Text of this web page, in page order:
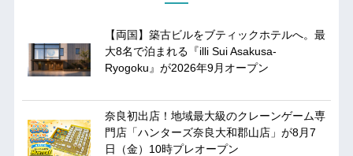
【両国】築古ビルをブティックホテルへ。最
大8名で泊まれる『illi Sui Asakusa-
Ryogoku』が2026年9月オープン
奈良初出店！地域最大級のクレーンゲーム専
門店「ハンターズ奈良大和郡山店」が8月7
日（金）10時プレオープン